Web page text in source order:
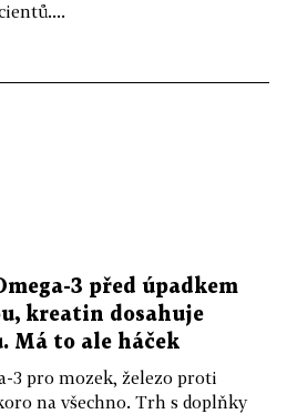
3 před úpadkem
kreatin dosahuje
Má to ale háček
3 pro mozek, železo proti
na všechno. Trh s doplňky